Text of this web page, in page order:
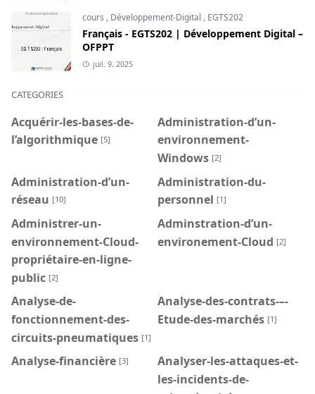
cours , Développement-Digital , EGTS202
Français - EGTS202 | Développement Digital –
OFPPT
juil. 9, 2025
CATEGORIES
Acquérir-les-bases-de-
l’algorithmique [5]
Administration-d’un-
environnement-
Windows [2]
Administration-d’un-
réseau [10]
Administration-du-
personnel [1]
Administrer-un-
environnement-Cloud-
propriétaire-en-ligne-
public [2]
Adminstration-d’un-
environement-Cloud [2]
Analyse-de-
fonctionnement-des-
circuits-pneumatiques [1]
Analyse-des-contrats-–-
Etude-des-marchés [1]
Analyse-financière [3]
Analyser-les-attaques-et-
les-incidents-de-